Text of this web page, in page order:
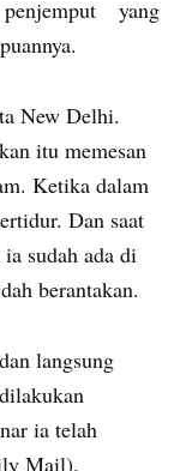
yang
New Delhi.
itu memesan
Ketika dalam
Dan saat
sudah ada di
berantakan.
langsung
ia telah
Mail).